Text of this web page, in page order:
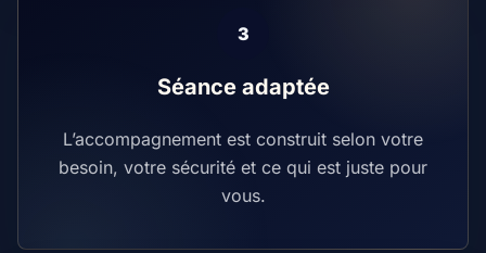
Séance adaptée
L’accompagnement est construit selon votre
besoin, votre sécurité et ce qui est juste pour
vous.